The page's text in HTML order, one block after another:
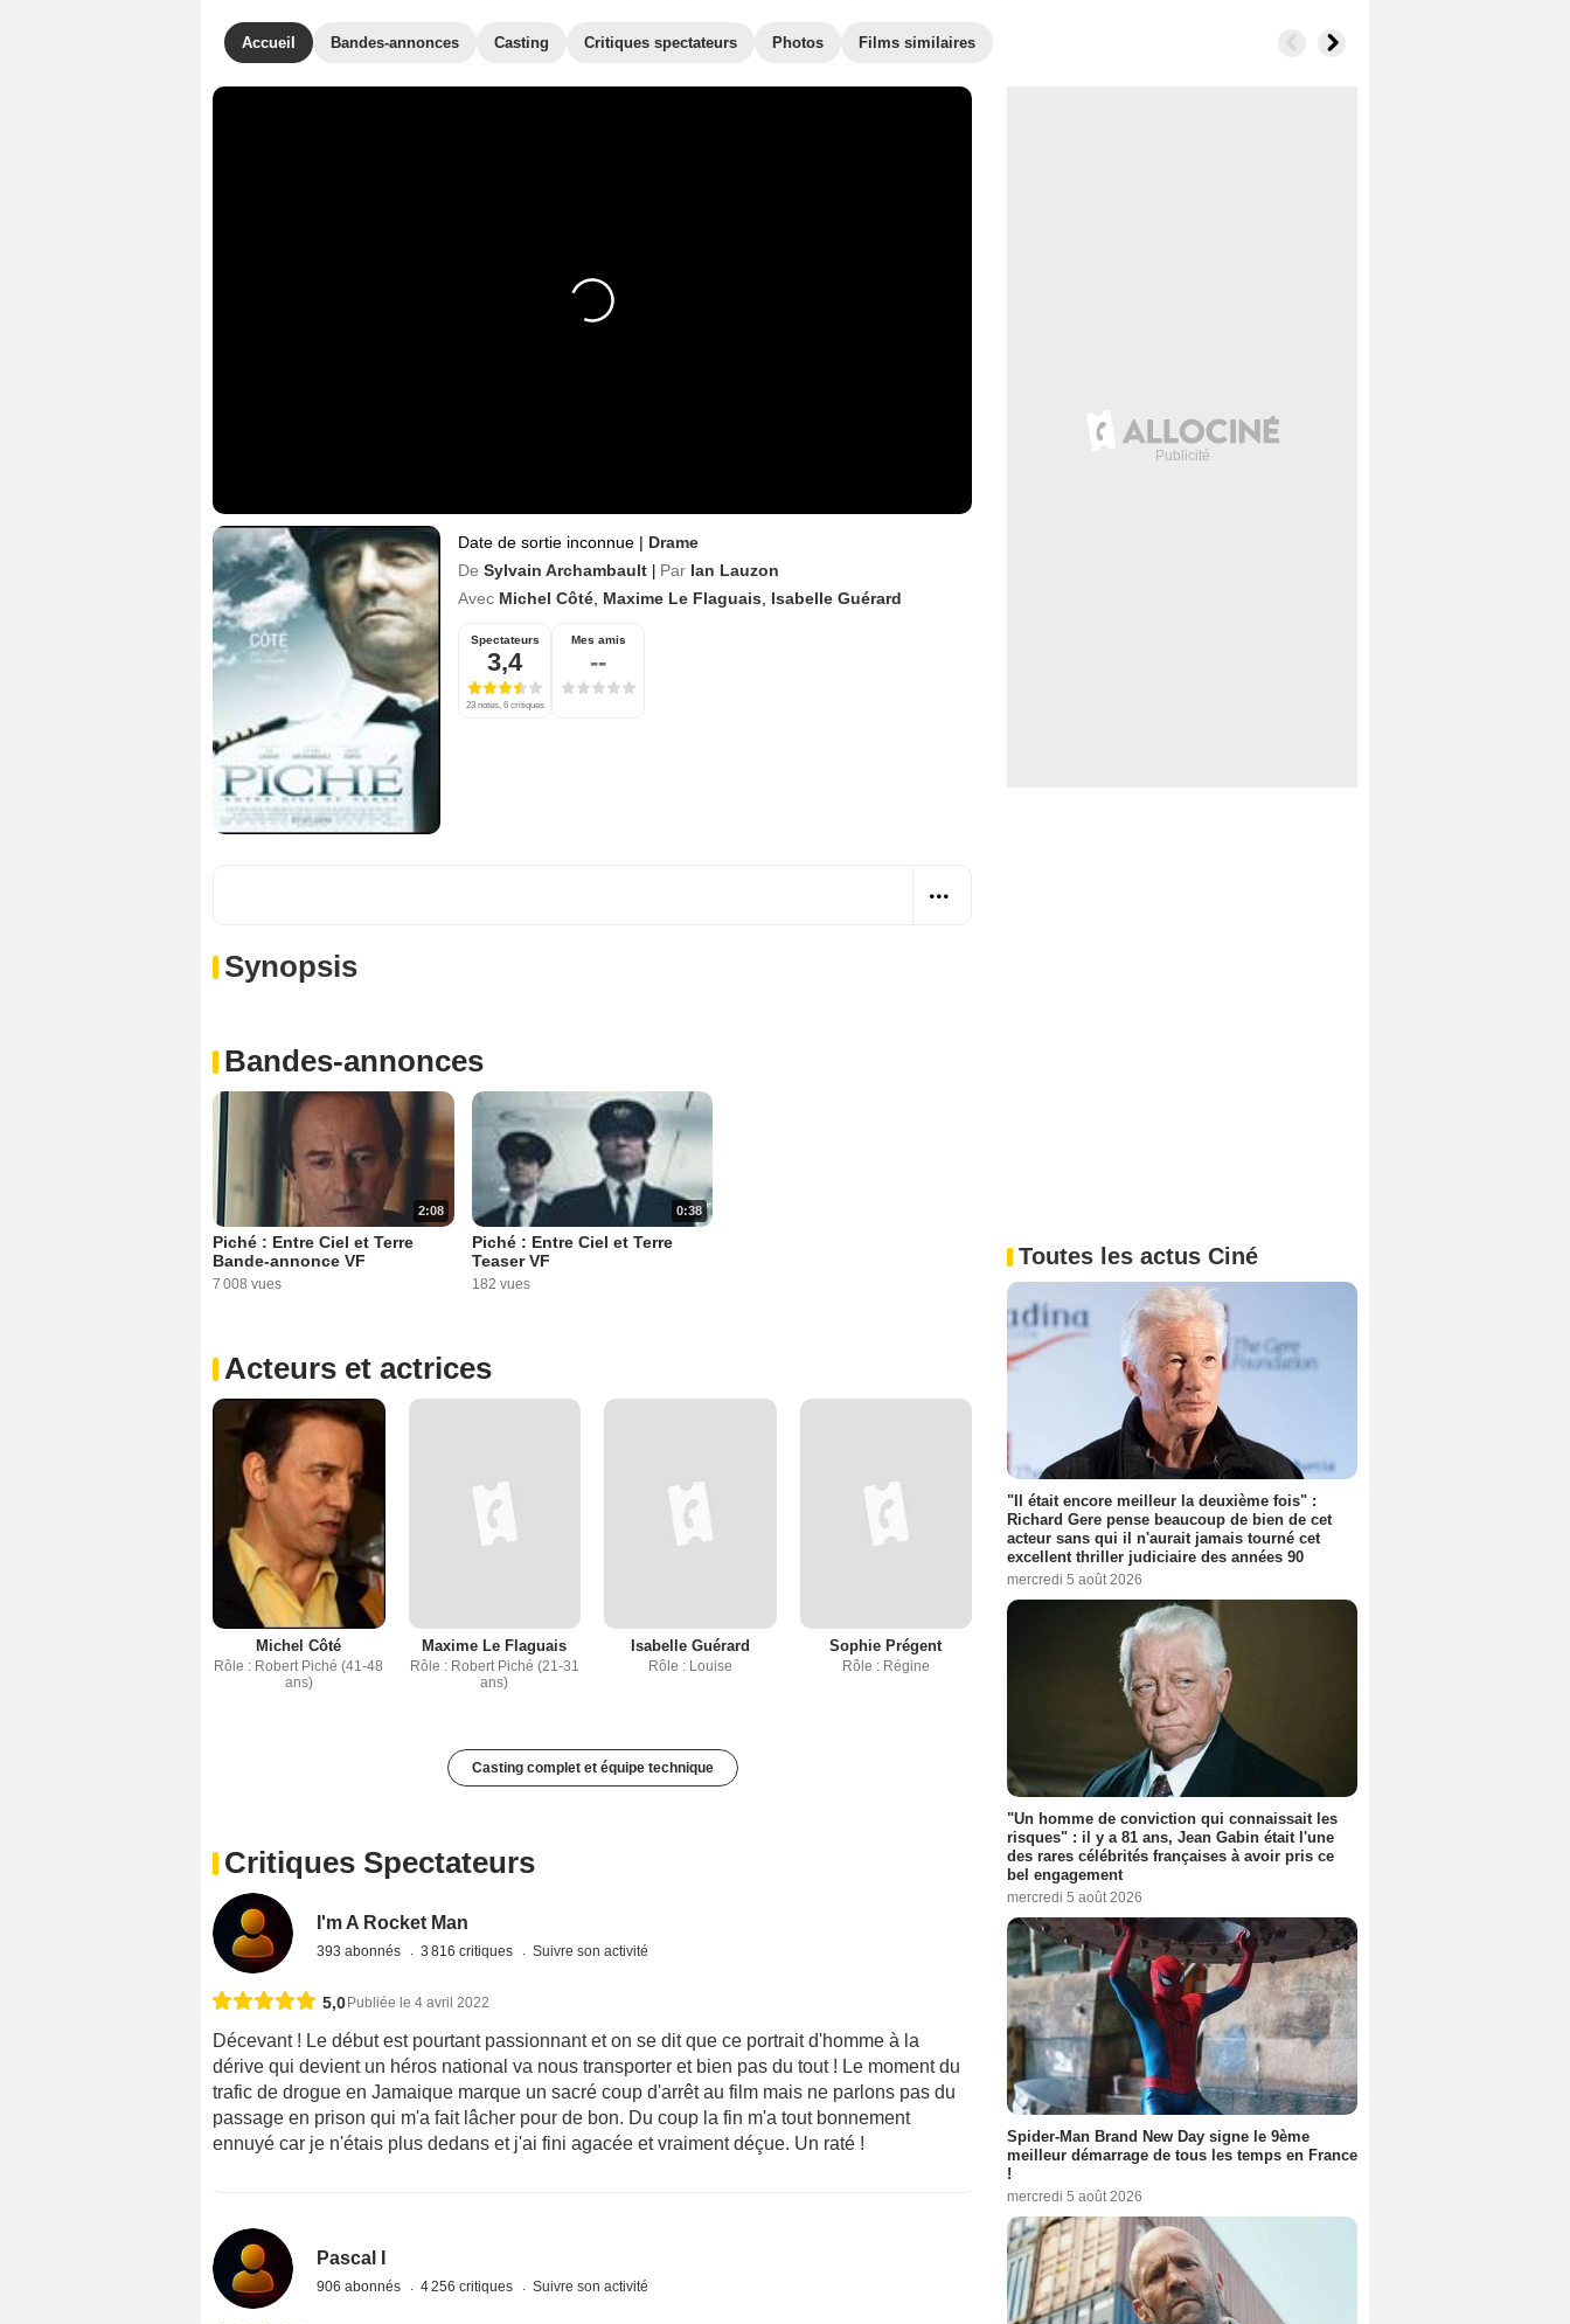
Accueil Bandes-annonces Casting Critiques spectateurs Photos Films similaires
Date de sortie inconnue | Drame
De Sylvain Archambault | Par Ian Lauzon
Avec Michel Côté Maxime Le Flaguais Isabelle Guérard
Spectateurs
3,4
23 notes, 6 critiques
Mes amis
--
Synopsis
Bandes-annonces
2:08
Piché : Entre Ciel et Terre
Bande-annonce VF
7 008 vues
0:38
Piché : Entre Ciel et Terre
Teaser VF
182 vues
Acteurs et actrices
Michel Côté
Rôle : Robert Piché (41-48
ans)
Maxime Le Flaguais
Rôle : Robert Piché (21-31
ans)
Isabelle Guérard
Rôle : Louise
Sophie Prégent
Rôle : Régine
Casting complet et équipe technique
Critiques Spectateurs
I'm A Rocket Man
393 abonnés 3 816 critiques Suivre son activité
5,0 Publiée le 4 avril 2022
Décevant ! Le début est pourtant passionnant et on se dit que ce portrait d'homme à la
dérive qui devient un héros national va nous transporter et bien pas du tout ! Le moment du
trafic de drogue en Jamaique marque un sacré coup d'arrêt au film mais ne parlons pas du
passage en prison qui m'a fait lâcher pour de bon. Du coup la fin m'a tout bonnement
ennuyé car je n'étais plus dedans et j'ai fini agacée et vraiment déçue. Un raté !
Pascal I
906 abonnés 4 256 critiques Suivre son activité
Toutes les actus Ciné
"Il était encore meilleur la deuxième fois" :
Richard Gere pense beaucoup de bien de cet
acteur sans qui il n'aurait jamais tourné cet
excellent thriller judiciaire des années 90
mercredi 5 août 2026
"Un homme de conviction qui connaissait les
risques" : il y a 81 ans, Jean Gabin était l'une
des rares célébrités françaises à avoir pris ce
bel engagement
mercredi 5 août 2026
Spider-Man Brand New Day signe le 9ème
meilleur démarrage de tous les temps en France
!
mercredi 5 août 2026